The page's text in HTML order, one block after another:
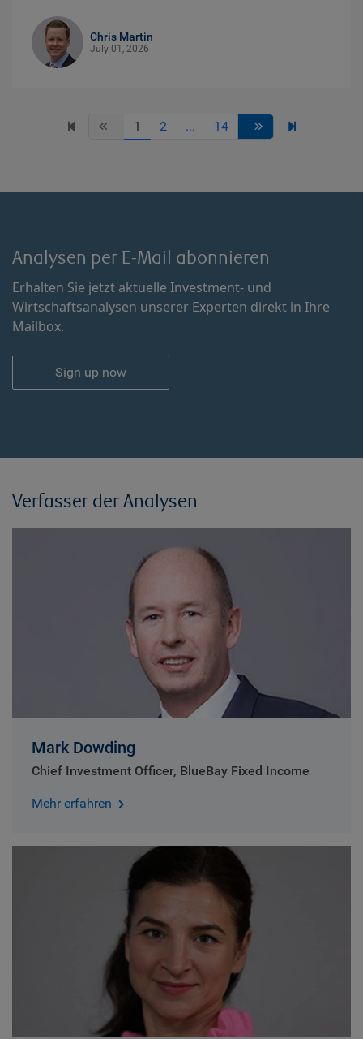
Chris Martin
July 01, 2026
1 2 ... 14
Analysen per E-Mail abonnieren
Erhalten Sie jetzt aktuelle Investment- und
Wirtschaftsanalysen unserer Experten direkt in Ihre
Mailbox.
Sign up now
Verfasser der Analysen
Mark Dowding
Chief Investment Officer, BlueBay Fixed Income
Mehr erfahren